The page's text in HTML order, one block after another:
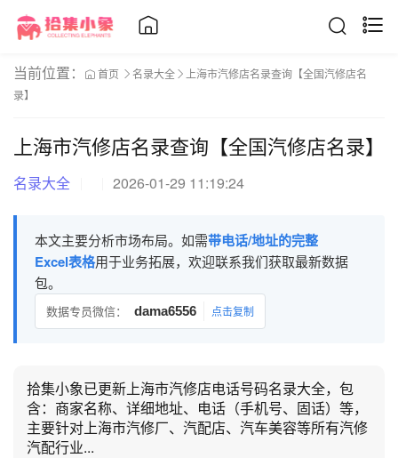
当前位置： 首页 名录大全
上海市汽修店名录查询【全国汽修店名
录】
上海市汽修店名录查询【全国汽修店名录】
名录大全 2026-01-29 11:19:24
本文主要分析市场布局。如需带电话/地址的完整
Excel表格用于业务拓展，欢迎联系我们获取最新数据
包。
数据专员微信： dama6556 点击复制
拾集小象已更新上海市汽修店电话号码名录大全，包
含：商家名称、详细地址、电话（手机号、固话）等，
主要针对上海市汽修厂、汽配店、汽车美容等所有汽修
汽配行业...